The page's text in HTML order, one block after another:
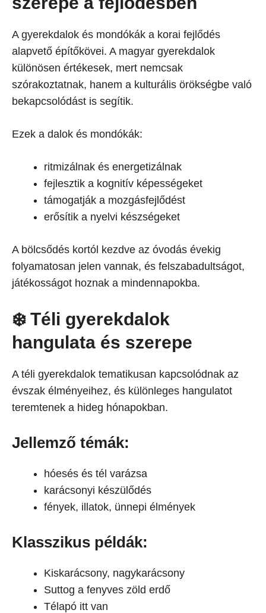
A gyerekdalok és mondókák a korai fejlődés
alapvető építőkövei. A magyar gyerekdalok
különösen értékesek, mert nemcsak
szórakoztatnak, hanem a kulturális örökségbe való
bekapcsolódást is segítik.
Ezek a dalok és mondókák:
ritmizálnak és energetizálnak
fejlesztik a kognitív képességeket
támogatják a mozgásfejlődést
erősítik a nyelvi készségeket
A bölcsődés kortól kezdve az óvodás évekig
folyamatosan jelen vannak, és felszabadultságot,
játékosságot hoznak a mindennapokba.
❄️ Téli gyerekdalok
hangulata és szerepe
A téli gyerekdalok tematikusan kapcsolódnak az
évszak élményeihez, és különleges hangulatot
teremtenek a hideg hónapokban.
Jellemző témák:
hóesés és tél varázsa
karácsonyi készülődés
fények, illatok, ünnepi élmények
Klasszikus példák:
Kiskarácsony, nagykarácsony
Suttog a fenyves zöld erdő
Télapó itt van